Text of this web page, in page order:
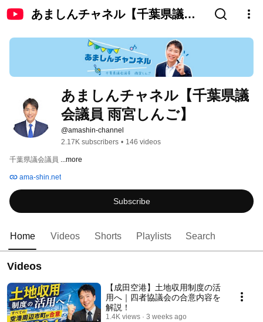
あましんチャネル【千葉県議会
あましんチャネル【千葉県議
会議員 雨宮しんご】
@amashin-channel
2.17K subscribers • 146 videos
千葉県議会議員 ...more
ama-shin.net
Subscribe
Home Videos Shorts Playlists Search
Videos
【成田空港】土地収用制度の活
用へ｜四者協議会の合意内容を
解説！
1.4K views 3 weeks ago